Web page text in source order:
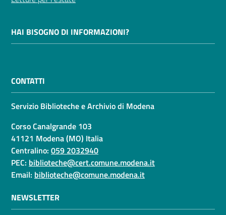
HAI BISOGNO DI INFORMAZIONI?
CONTATTI
Servizio Biblioteche e Archivio di Modena
Corso Canalgrande 103
41121 Modena (MO) Italia
Centralino: 059 2032940
PEC: biblioteche@cert.comune.modena.it
Email: biblioteche@comune.modena.it
NEWSLETTER